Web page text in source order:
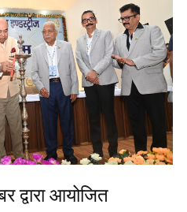
द्वारा आयोजित